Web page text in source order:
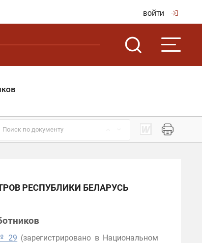
войти
РЕСПУБЛИКИ БЕЛАРУСЬ
29 (зарегистрировано в Национальном